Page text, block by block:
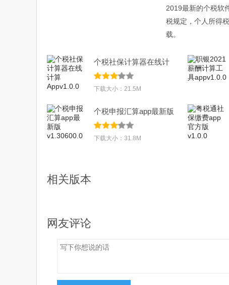
2019最新的个税软
税规定，个人所得
载。
个税社保计算器在线计
算Appv1.0.0
下载大小：21.5M
个税申报汇算app最新版
v1.30600.0
下载大小：31.8M
相关版本
网友评论